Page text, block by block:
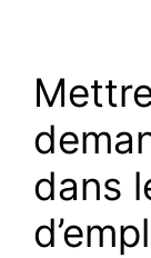
dans